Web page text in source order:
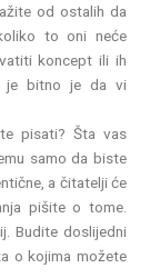
od ostalih da
to oni neće
koncept ili ih
je bitno je da vi
pisati? Šta vas
samo da biste
a čitatelji će
pišite o tome.
Budite doslijedni
o kojima možete